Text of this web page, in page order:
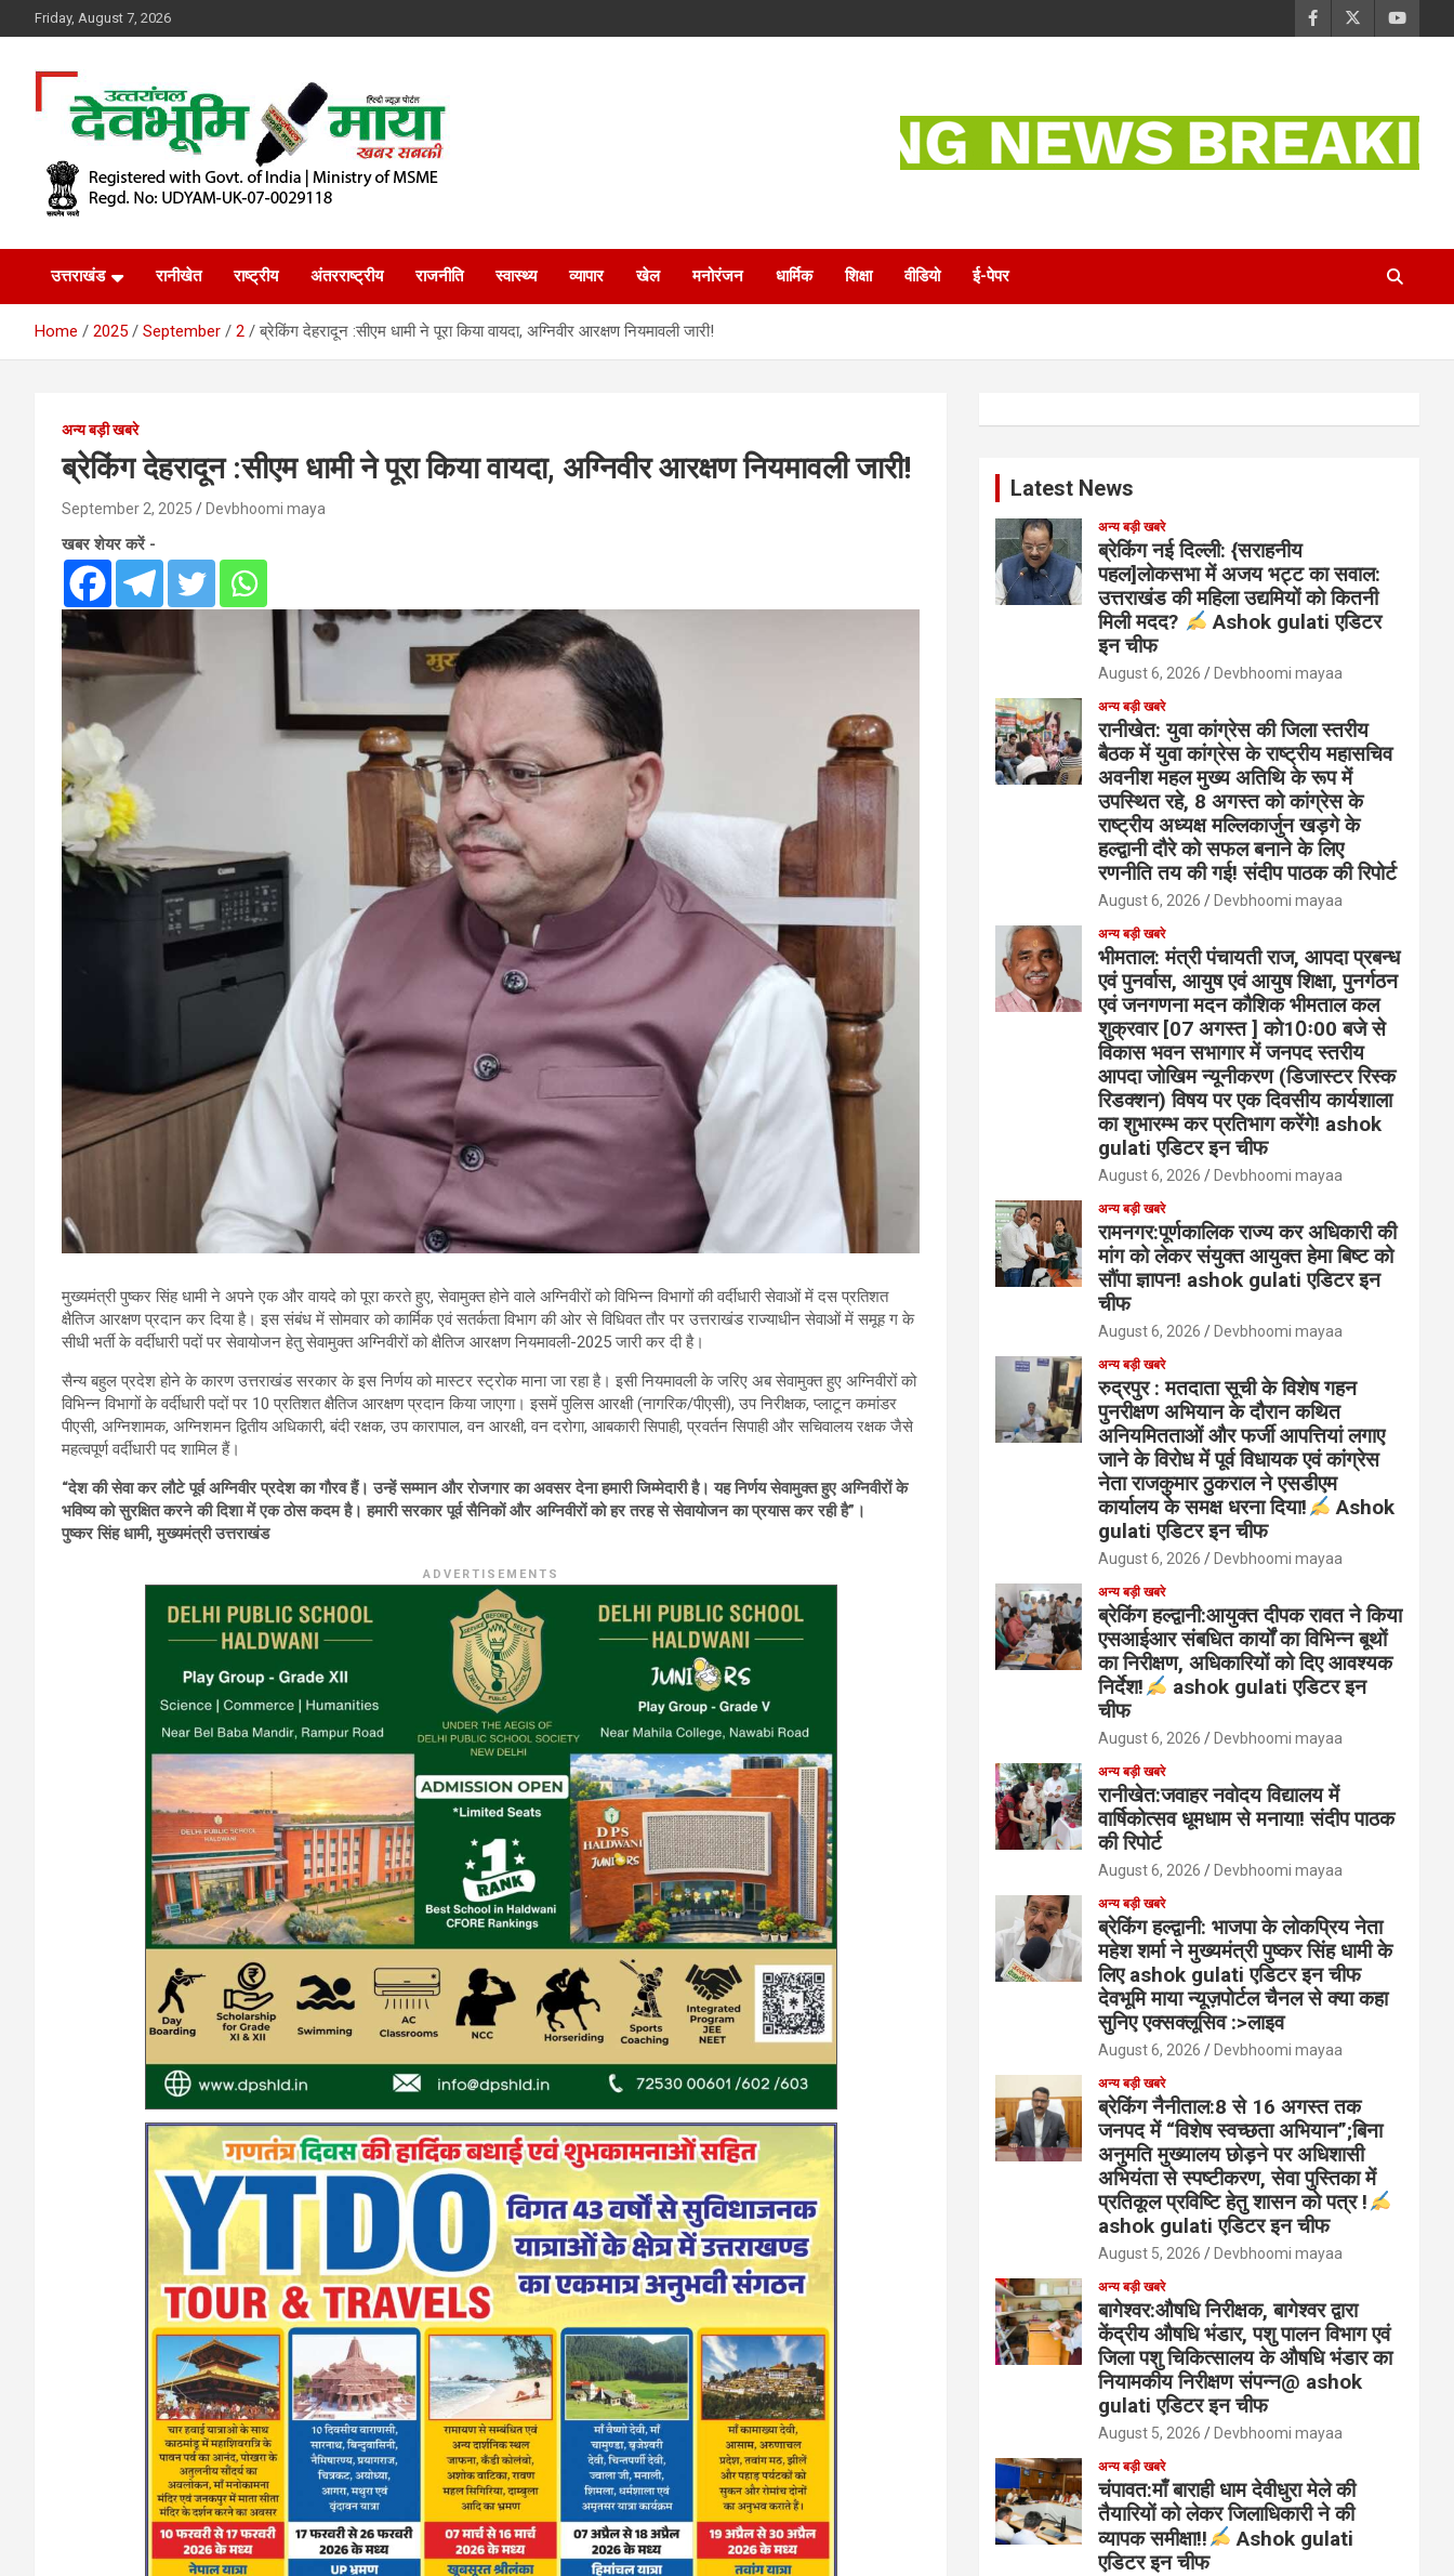
to
Friday, August 7, 2026
Dev Bhoomi Maya
उत्तराखंड रानीखेत राष्ट्रीय अंतरराष्ट्रीय राजनीति स्वास्थ्य व्यापार खेल मनोरंजन धार्मिक शिक्षा वीडियो ई-पेपर
Home 2025 September 2 ब्रेकिंग देहरादून :सीएम धामी ने पूरा किया वायदा, अग्निवीर आरक्षण नियमावली जारी!
अन्य बड़ी खबरे
ब्रेकिंग देहरादून :सीएम धामी ने पूरा किया वायदा, अग्निवीर आरक्षण नियमावली जारी!
September 2, 2025 Devbhoomi maya
खबर शेयर करें -
मुख्यमंत्री पुष्कर सिंह धामी ने अपने एक और वायदे को पूरा करते हुए, सेवामुक्त होने वाले अग्निवीरों को विभिन्न विभागों की वर्दीधारी सेवाओं में दस प्रतिशत
क्षैतिज आरक्षण प्रदान कर दिया है। इस संबंध में सोमवार को कार्मिक एवं सतर्कता विभाग की ओर से विधिवत तौर पर उत्तराखंड राज्याधीन सेवाओं में समूह ग के
सीधी भर्ती के वर्दीधारी पदों पर सेवायोजन हेतु सेवामुक्त अग्निवीरों को क्षैतिज आरक्षण नियमावली-2025 जारी कर दी है।
सैन्य बहुल प्रदेश होने के कारण उत्तराखंड सरकार के इस निर्णय को मास्टर स्ट्रोक माना जा रहा है। इसी नियमावली के जरिए अब सेवामुक्त हुए अग्निवीरों को
विभिन्न विभागों के वर्दीधारी पदों पर 10 प्रतिशत क्षैतिज आरक्षण प्रदान किया जाएगा। इसमें पुलिस आरक्षी (नागरिक/पीएसी), उप निरीक्षक, प्लाटून कमांडर
पीएसी, अग्निशामक, अग्निशमन द्वितीय अधिकारी, बंदी रक्षक, उप कारापाल, वन आरक्षी, वन दरोगा, आबकारी सिपाही, प्रवर्तन सिपाही और सचिवालय रक्षक जैसे
महत्वपूर्ण वर्दीधारी पद शामिल हैं।
“देश की सेवा कर लौटे पूर्व अग्निवीर प्रदेश का गौरव हैं। उन्हें सम्मान और रोजगार का अवसर देना हमारी जिम्मेदारी है। यह निर्णय सेवामुक्त हुए अग्निवीरों के
भविष्य को सुरक्षित करने की दिशा में एक ठोस कदम है। हमारी सरकार पूर्व सैनिकों और अग्निवीरों को हर तरह से सेवायोजन का प्रयास कर रही है”।
पुष्कर सिंह धामी, मुख्यमंत्री उत्तराखंड
ADVERTISEMENTS
Latest News
अन्य बड़ी खबरे
ब्रेकिंग नई दिल्ली: {सराहनीय
पहल]लोकसभा में अजय भट्ट का सवाल:
उत्तराखंड की महिला उद्यमियों को कितनी
मिली मदद?
Ashok gulati एडिटर
इन चीफ
August 6, 2026 Devbhoomi mayaa
अन्य बड़ी खबरे
रानीखेत: युवा कांग्रेस की जिला स्तरीय
बैठक में युवा कांग्रेस के राष्ट्रीय महासचिव
अवनीश महल मुख्य अतिथि के रूप में
उपस्थित रहे, 8 अगस्त को कांग्रेस के
राष्ट्रीय अध्यक्ष मल्लिकार्जुन खड़गे के
हल्द्वानी दौरे को सफल बनाने के लिए
रणनीति तय की गई! संदीप पाठक की रिपोर्ट
August 6, 2026 Devbhoomi mayaa
अन्य बड़ी खबरे
भीमताल: मंत्री पंचायती राज, आपदा प्रबन्ध
एवं पुनर्वास, आयुष एवं आयुष शिक्षा, पुनर्गठन
एवं जनगणना मदन कौशिक भीमताल कल
शुक्रवार [07 अगस्त ] को10ः00 बजे से
विकास भवन सभागार में जनपद स्तरीय
आपदा जोखिम न्यूनीकरण (डिजास्टर रिस्क
रिडक्शन) विषय पर एक दिवसीय कार्यशाला
का शुभारम्भ कर प्रतिभाग करेंगे! ashok
gulati एडिटर इन चीफ
August 6, 2026 Devbhoomi mayaa
अन्य बड़ी खबरे
रामनगर:पूर्णकालिक राज्य कर अधिकारी की
मांग को लेकर संयुक्त आयुक्त हेमा बिष्ट को
सौंपा ज्ञापन! ashok gulati एडिटर इन
चीफ
August 6, 2026 Devbhoomi mayaa
अन्य बड़ी खबरे
रुद्रपुर : मतदाता सूची के विशेष गहन
पुनरीक्षण अभियान के दौरान कथित
अनियमितताओं और फर्जी आपत्तियां लगाए
जाने के विरोध में पूर्व विधायक एवं कांग्रेस
नेता राजकुमार ठुकराल ने एसडीएम
कार्यालय के समक्ष धरना दिया!
Ashok
gulati एडिटर इन चीफ
August 6, 2026 Devbhoomi mayaa
अन्य बड़ी खबरे
ब्रेकिंग हल्द्वानी:आयुक्त दीपक रावत ने किया
एसआईआर संबधित कार्यों का विभिन्न बूथों
का निरीक्षण, अधिकारियों को दिए आवश्यक
निर्देश!
ashok gulati एडिटर इन
चीफ
August 6, 2026 Devbhoomi mayaa
अन्य बड़ी खबरे
रानीखेत:जवाहर नवोदय विद्यालय में
वार्षिकोत्सव धूमधाम से मनाया! संदीप पाठक
की रिपोर्ट
August 6, 2026 Devbhoomi mayaa
अन्य बड़ी खबरे
ब्रेकिंग हल्द्वानी: भाजपा के लोकप्रिय नेता
महेश शर्मा ने मुख्यमंत्री पुष्कर सिंह धामी के
लिए ashok gulati एडिटर इन चीफ
देवभूमि माया न्यूज़पोर्टल चैनल से क्या कहा
सुनिए एक्सक्लूसिव :>लाइव
August 6, 2026 Devbhoomi mayaa
अन्य बड़ी खबरे
ब्रेकिंग नैनीताल:8 से 16 अगस्त तक
जनपद में “विशेष स्वच्छता अभियान”;बिना
अनुमति मुख्यालय छोड़ने पर अधिशासी
अभियंता से स्पष्टीकरण, सेवा पुस्तिका में
प्रतिकूल प्रविष्टि हेतु शासन को पत्र !
ashok gulati एडिटर इन चीफ
August 5, 2026 Devbhoomi mayaa
अन्य बड़ी खबरे
बागेश्वर:औषधि निरीक्षक, बागेश्वर द्वारा
केंद्रीय औषधि भंडार, पशु पालन विभाग एवं
जिला पशु चिकित्सालय के औषधि भंडार का
नियामकीय निरीक्षण संपन्न@ ashok
gulati एडिटर इन चीफ
August 5, 2026 Devbhoomi mayaa
अन्य बड़ी खबरे
चंपावत:माँ बाराही धाम देवीधुरा मेले की
तैयारियों को लेकर जिलाधिकारी ने की
व्यापक समीक्षा!!
Ashok gulati
एडिटर इन चीफ